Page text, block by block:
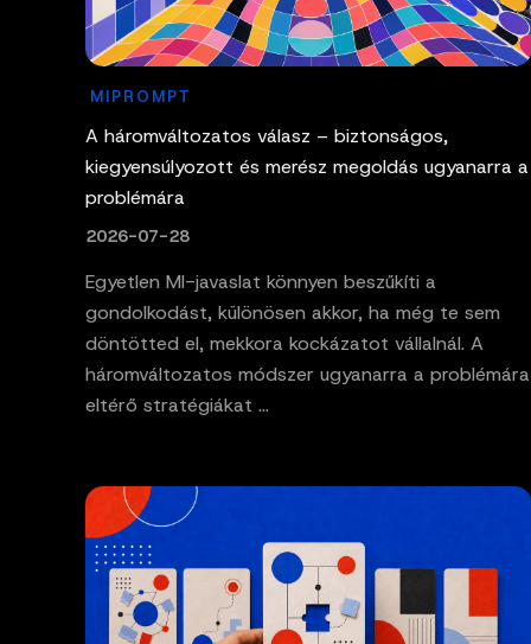
MIPROMPT
A háromváltozatos válasz – biztonságos,
kiegyensúlyozott és merész megoldás ugyanarra a
problémára
2026-07-28
Egyetlen MI-javaslat könnyen beszűkíti a
gondolkodást, különösen akkor, ha még te sem
döntötted el, mekkora kockázatot vállalnál. A
háromváltozatos módszer ugyanarra a problémára
eltérő stratégiákat ...